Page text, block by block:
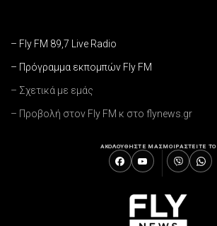
– Fly FM 89,7 Live Radio
– Πρόγραμμα εκπομπών Fly FM
– Σχετικά με εμάς
– Προβολή στον Fly FM κ στο flynews.gr
ΑΚΟΛΟΥΘΗΣΤΕ ΜΑΣΜΟΙΡΑΣΤΕΙΤΕ ΤΟ